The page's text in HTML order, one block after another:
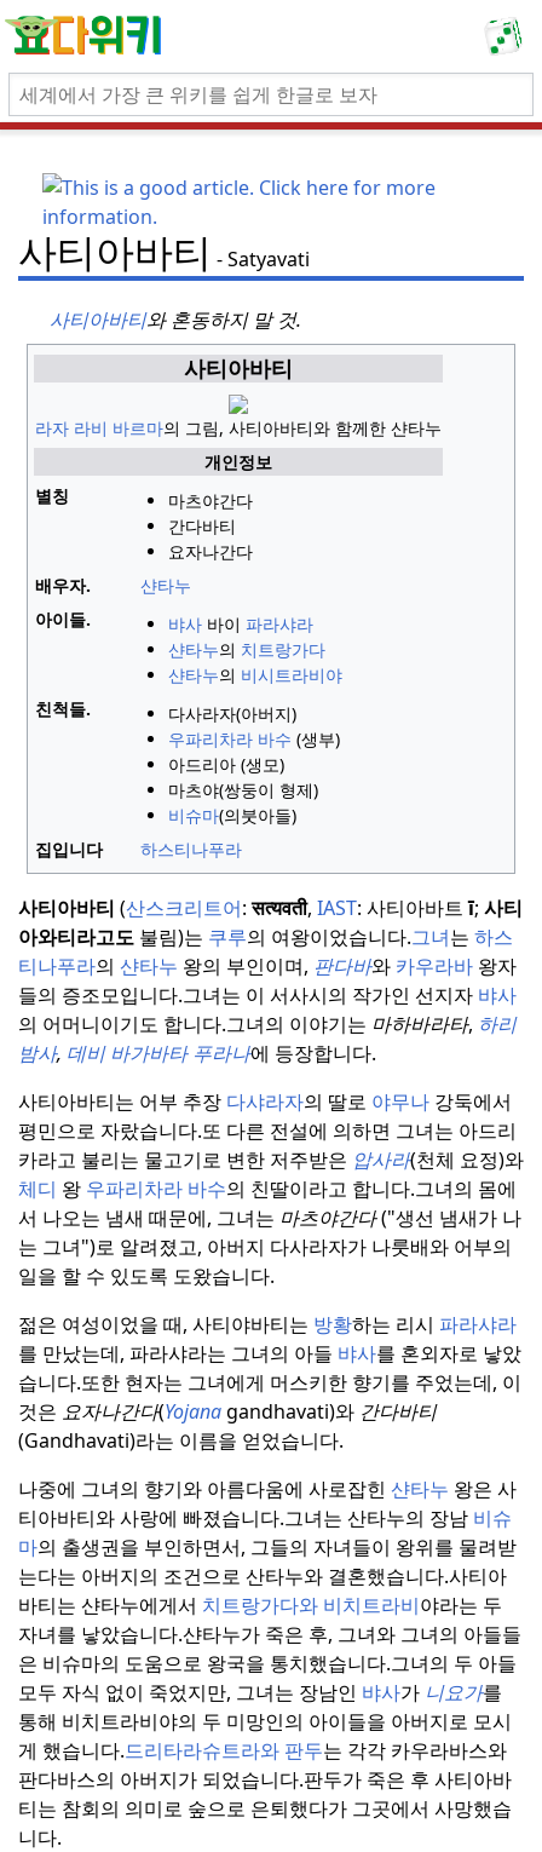
사티아바티 Satyavati
사티아바티와 혼동하지 말 것.
사티아바티
라자 라비 바르마의 그림, 사티아바티와 함께한 샨타누
개인정보
별칭
마츠야간다
간다바티
요자나간다
배우자.
샨타누
아이들.
뱌사바이 파라샤라
샨타누의 치트랑가다
샨타누의 비시트라비야
친척들.
다사라자(아버지)
우파리차라 바수 (생부)
아드리아 (생모)
마츠야(쌍둥이 형제)
비슈마(의붓아들)
집입니다
하스티나푸라
사티아바티 (산스크리트어: सत्यवती, IAST: 사티아바트ī; 사티
아와티라고도 불림)는 쿠루의 여왕이었습니다.그녀는 하스
티나푸라의 샨타누 왕의 부인이며, 판다바와 카우라바 왕자
들의 증조모입니다.그녀는 이 서사시의 작가인 선지자 뱌사
의 어머니이기도 합니다.그녀의 이야기는 마하바라타, 하리
밤사, 데비 바가바타 푸라나에 등장합니다.
사티아바티는 어부 추장 다샤라자의 딸로 야무나 강둑에서
평민으로 자랐습니다.또 다른 전설에 의하면 그녀는 아드리
카라고 불리는 물고기로 변한 저주받은 압사라(천체 요정)와
체디 왕 우파리차라 바수의 친딸이라고 합니다.그녀의 몸에
서 나오는 냄새 때문에, 그녀는 마츠야간다("생선 냄새가 나
는 그녀")로 알려졌고, 아버지 다사라자가 나룻배와 어부의
일을 할 수 있도록 도왔습니다.
젊은 여성이었을 때, 사티야바티는 방황하는 리시 파라샤라
를 만났는데, 파라샤라는 그녀의 아들 뱌사를 혼외자로 낳았
습니다.또한 현자는 그녀에게 머스키한 향기를 주었는데, 이
것은 요자나간다(Yojanagandhavati)와 간다바티
(Gandhavati)라는 이름을 얻었습니다.
나중에 그녀의 향기와 아름다움에 사로잡힌 샨타누 왕은 사
티아바티와 사랑에 빠졌습니다.그녀는 산타누의 장남 비슈
마의 출생권을 부인하면서, 그들의 자녀들이 왕위를 물려받
는다는 아버지의 조건으로 산타누와 결혼했습니다.사티아
바티는 샨타누에게서 치트랑가다와 비치트라비야라는 두
자녀를 낳았습니다.샨타누가 죽은 후, 그녀와 그녀의 아들들
은 비슈마의 도움으로 왕국을 통치했습니다.그녀의 두 아들
모두 자식 없이 죽었지만, 그녀는 장남인 뱌사가 니요가를
통해 비치트라비야의 두 미망인의 아이들을 아버지로 모시
게 했습니다.드리타라슈트라와 판두는 각각 카우라바스와
판다바스의 아버지가 되었습니다.판두가 죽은 후 사티아바
티는 참회의 의미로 숲으로 은퇴했다가 그곳에서 사망했습
니다.